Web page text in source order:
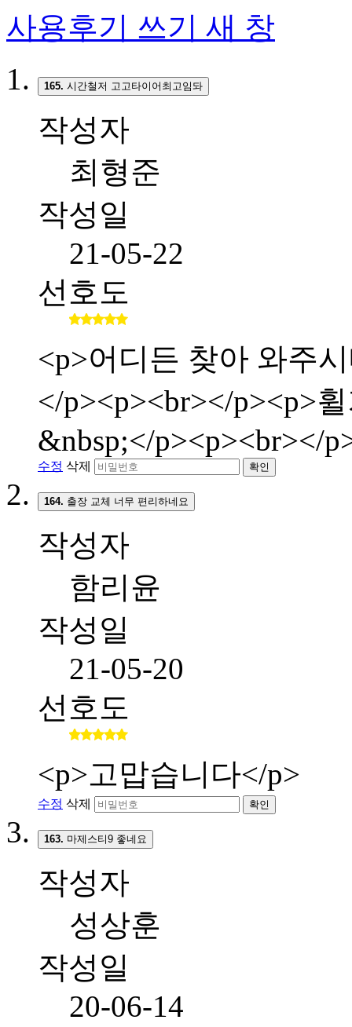
사용후기 쓰기 새 창
165. 시간철저 고고타이어최고임돠
작성자
최형준
작성일
21-05-22
선호도
<p>어디든 찾아 와주
</p><p><br></p><p>
&nbsp;</p><p><br></
수정 삭제 확인
164. 출장 교체 너무 편리하네요
작성자
함리윤
작성일
21-05-20
선호도
<p>고맙습니다</p>
수정 삭제 확인
163. 마제스티9 좋네요
작성자
성상훈
작성일
20-06-14